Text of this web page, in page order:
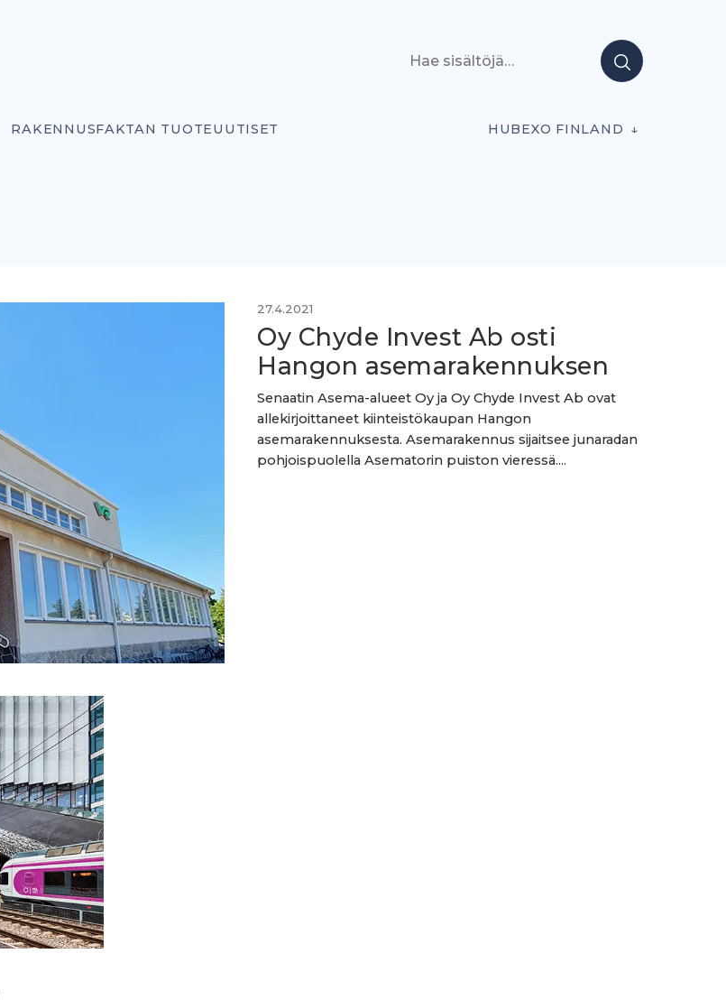
RAKENNUSFAKTAN TUOTEUUTISET HUBEXO FINLAND
27.4.2021
Oy Chyde Invest Ab osti
Hangon asemarakennuksen
Senaatin Asema-alueet Oy ja Oy Chyde Invest Ab ovat
allekirjoittaneet kiinteistökaupan Hangon
asemarakennuksesta. Asemarakennus sijaitsee junaradan
pohjoispuolella Asematorin puiston vieressä....